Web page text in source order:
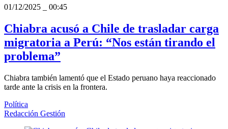
01/12/2025
00:45
Chiabra acusó a Chile de trasladar carga
migratoria a Perú: “Nos están tirando el
problema”
Chiabra también lamentó que el Estado peruano haya reaccionado
tarde ante la crisis en la frontera.
Política
Redacción Gestión